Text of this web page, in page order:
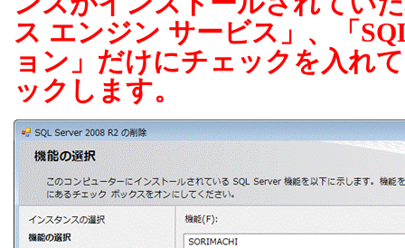
ス エンジン サービス」、「
ョン」だけにチェックを入れ
ックします。